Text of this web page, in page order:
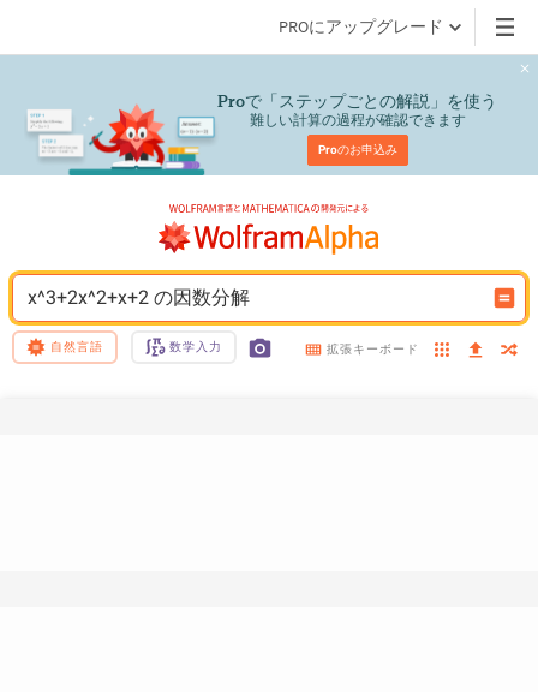
PROにアップグレード
Proで「ステップごとの解説」を使う
難しい計算の過程が確認できます
Proのお申込み
x^3+2x^2+x+2 の因数分解
自然言語 数学入力 拡張キーボード